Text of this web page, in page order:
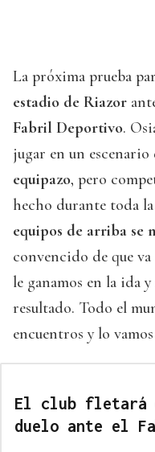
La próxima prueba
estadio de Riazor
Fabril Deportivo.
jugar en un escenario
equipazo, pero
hecho durante toda
equipos de arriba se
convencido de que va
le ganamos en la ida
resultado. Todo el
encuentros y lo
El club fletará
duelo ante el